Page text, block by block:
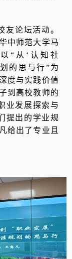
友论坛活动。
中师范大学马
“从‘认知社
的思与行”为
度与实践价值
到高校教师的
业发展探索与
提出的学业规
给出了专业且